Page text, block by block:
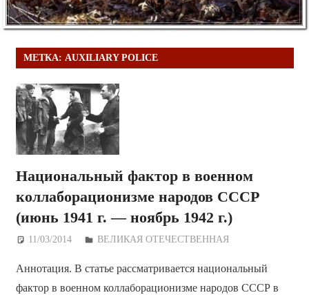
МЕТКА: AUXILIARY POLICE
Национальный фактор в военном
коллаборационизме народов СССР
(июнь 1941 г. — ноябрь 1942 г.)
11/03/2014 Дежурный по Редакции
ВЕЛИКАЯ ОТЕЧЕСТВЕННАЯ
Аннотация. В статье рассматривается национальный
фактор в военном коллаборационизме народов СССР в